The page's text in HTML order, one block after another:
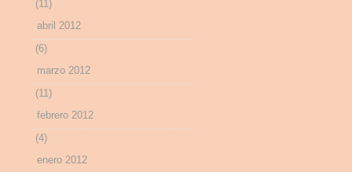
(11)
abril 2012
(6)
marzo 2012
(11)
febrero 2012
(4)
enero 2012